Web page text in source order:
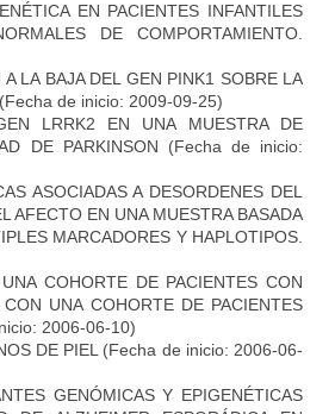
EN PACIENTES INFANTILES
DE COMPORTAMIENTO.
LA BAJA DEL GEN PINK1 SOBRE LA
(Fecha de inicio: 2009-09-25)
LRRK2 EN UNA MUESTRA DE
DE PARKINSON (Fecha de inicio:
ASOCIADAS A DESORDENES DEL
AFECTO EN UNA MUESTRA BASADA
MARCADORES Y HAPLOTIPOS.
COHORTE DE PACIENTES CON
UNA COHORTE DE PACIENTES
2006-06-10)
DE PIEL (Fecha de inicio: 2006-06-
GENÓMICAS Y EPIGENÉTICAS